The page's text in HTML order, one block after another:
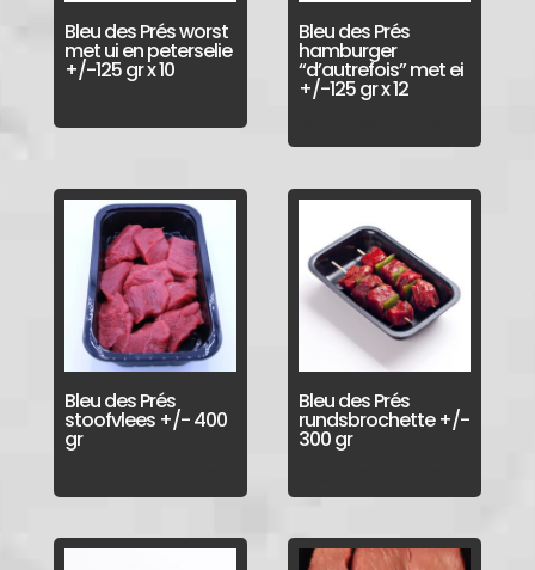
Bleu des Prés worst
met ui en peterselie
+/-125 gr x 10
Bleu des Prés
hamburger
“d’autrefois” met ei
+/-125 gr x 12
Bleu des Prés
stoofvlees +/- 400
gr
Bleu des Prés
rundsbrochette +/-
300 gr